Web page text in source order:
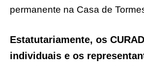
permanente na Casa de
Estatutariamente, os
individuais e os